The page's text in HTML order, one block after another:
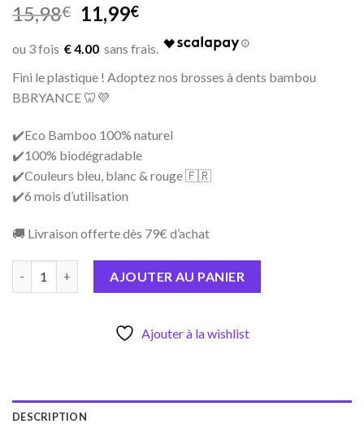
15,98€
Original
price
was:
15,98€.
11,99€Current
is:
11,99€.
€ 4.00
Fini le plastique ! Adoptez nos brosses à dents bambou
BBRYANCE 🦷💜
✔️Eco Bamboo 100% naturel
✔️100% biodégradable
✔️Couleurs bleu, blanc & rouge 🇫🇷
✔️6 mois d’utilisation
🚚 Livraison offerte dès 79€ d’achat
AJOUTER AU PANIER
Ajouter à la wishlist
DESCRIPTION